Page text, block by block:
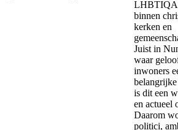
binnen
kerken en
Juist in
waar
inwoners
is dit een
en actueel
Daarom
politici,